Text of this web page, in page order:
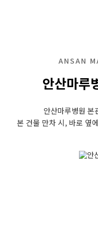
ANSAN
안산마루
안산마루병원 본
본 건물 만차 시, 바로 옆